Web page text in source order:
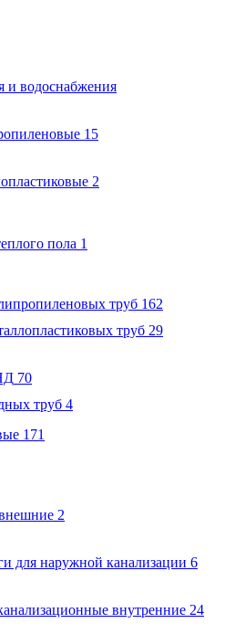
и водоснабжения
15
2
пола 1
труб 162
труб 29
70
труб 4
171
2
для наружной канализации 6
внутренние 24